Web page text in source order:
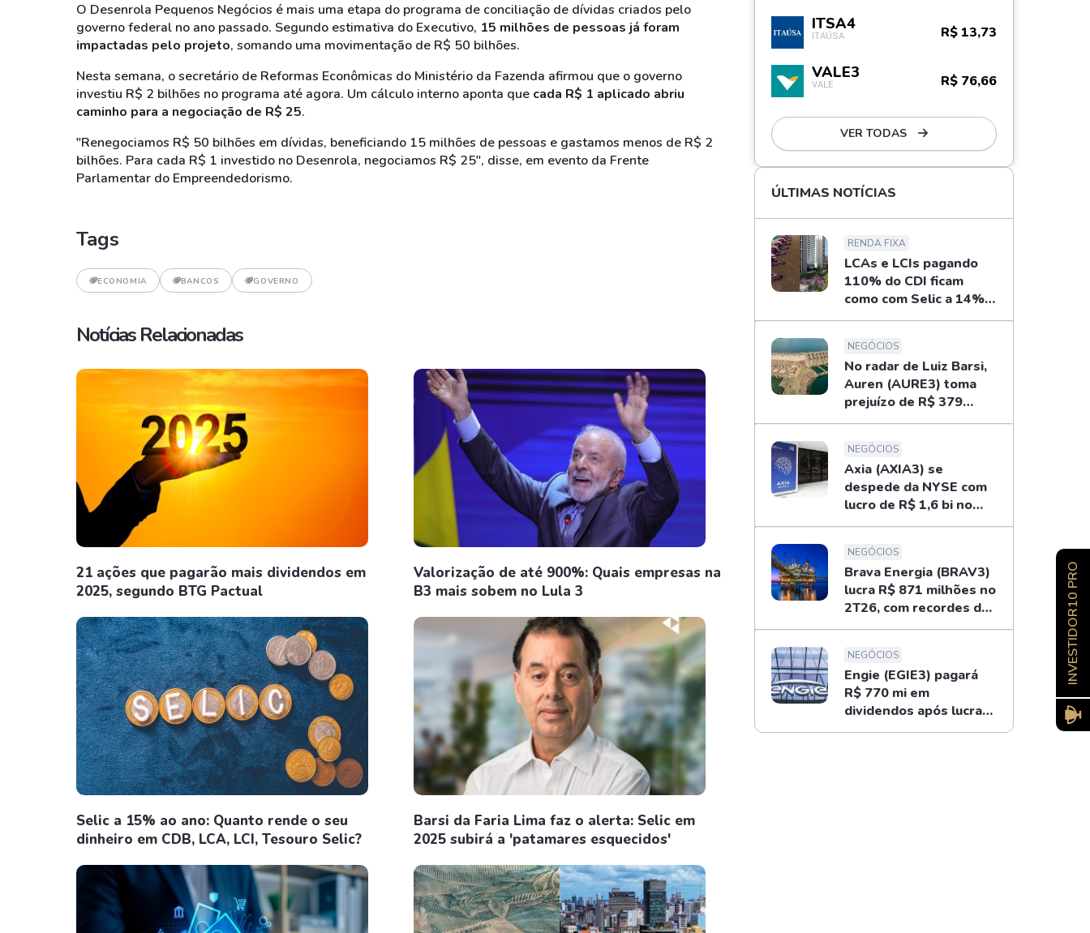
O Desenrola Pequenos Negócios é mais uma etapa do programa de conciliação de dívidas criados pelo
governo federal no ano passado. Segundo estimativa do Executivo, 15 milhões de pessoas já foram
impactadas pelo projeto, somando uma movimentação de R$ 50 bilhões.
Nesta semana, o secretário de Reformas Econômicas do Ministério da Fazenda afirmou que o governo
investiu R$ 2 bilhões no programa até agora. Um cálculo interno aponta que cada R$ 1 aplicado abriu
caminho para a negociação de R$ 25.
"Renegociamos R$ 50 bilhões em dívidas, beneficiando 15 milhões de pessoas e gastamos menos de R$ 2
bilhões. Para cada R$ 1 investido no Desenrola, negociamos R$ 25", disse, em evento da Frente
Parlamentar do Empreendedorismo.
Tags
ECONOMIA BANCOS GOVERNO
Notícias Relacionadas
21 ações que pagarão mais dividendos em
2025, segundo BTG Pactual
Valorização de até 900%: Quais empresas na
B3 mais sobem no Lula 3
Selic a 15% ao ano: Quanto rende o seu
dinheiro em CDB, LCA, LCI, Tesouro Selic?
Barsi da Faria Lima faz o alerta: Selic em
2025 subirá a 'patamares esquecidos'
ITSA4
ITAÚSA R$ 13,73
VALE3
VALE R$ 76,66
VER TODAS
ÚLTIMAS NOTÍCIAS
RENDA FIXA
LCAs e LCIs pagando
110% do CDI ficam
como com Selic a 14%
ao ano? Fizemos as
NEGÓCIOS
No radar de Luiz Barsi,
Auren (AURE3) toma
prejuízo de R$ 379
milhões no 2T26
NEGÓCIOS
Axia (AXIA3) se
despede da NYSE com
lucro de R$ 1,6 bi no
2T26; entenda
NEGÓCIOS
Brava Energia (BRAV3)
lucra R$ 871 milhões no
2T26, com recordes do
ouro negro
NEGÓCIOS
Engie (EGIE3) pagará
R$ 770 mi em
dividendos após lucrar
R$ 694 mi no 2T26
INVESTIDOR10 PRO